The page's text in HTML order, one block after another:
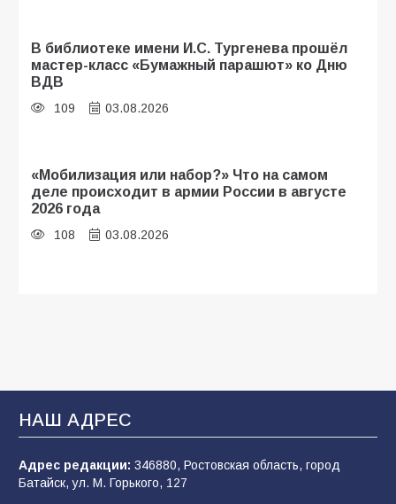
В библиотеке имени И.С. Тургенева прошёл
мастер-класс «Бумажный парашют» ко Дню
ВДВ
109 03.08.2026
«Мобилизация или набор?» Что на самом
деле происходит в армии России в августе
2026 года
108 03.08.2026
В Батайске продолжаются дорожные работы
107 04.08.2026
НАШ АДРЕС
Адрес редакции: 346880, Ростовская область, город
Батайск, ул. М. Горького, 127